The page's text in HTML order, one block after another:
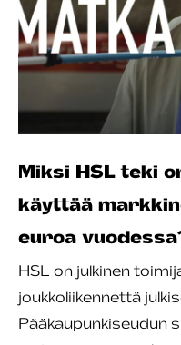
Miksi HSL teki
käyttää
euroa
HSL on julkinen
joukkoliikennettä
Pääkaupunkiseudun